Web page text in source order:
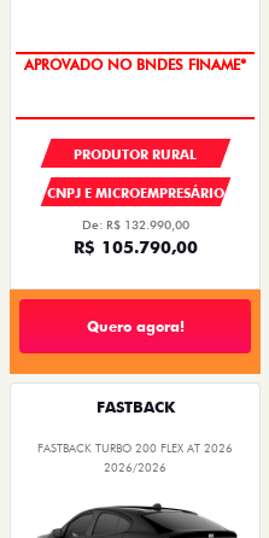
APROVADO NO BNDES FINAME*
PRODUTOR RURAL
CNPJ E MICROEMPRESÁRIO
De: R$ 132.990,00
R$ 105.790,00
Quero agora!
FASTBACK
FASTBACK TURBO 200 FLEX AT 2026
2026/2026